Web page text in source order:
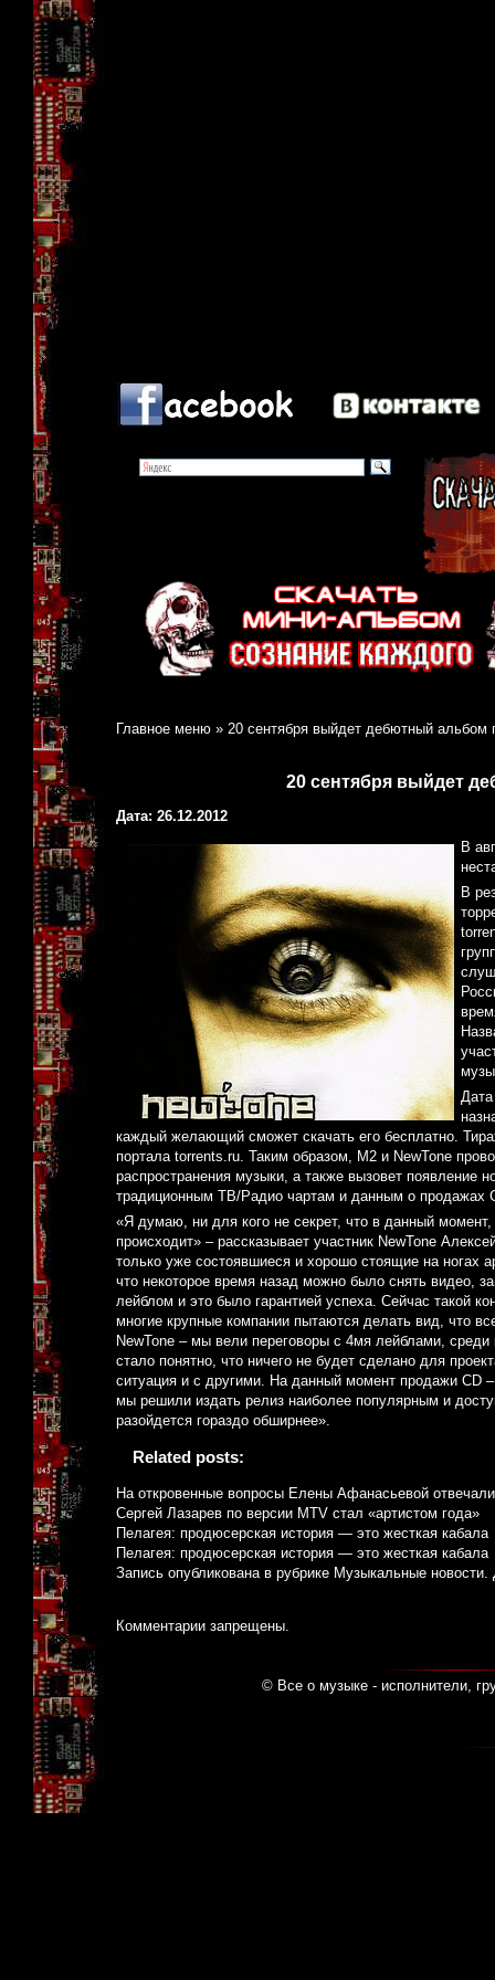
Главное меню » 20 сентября выйдет дебютный альбом
20 сентября выйдет
Дата: 26.12.2012
В
В
каждый желающий сможет скачать его бесплатно.
портала torrents.ru. Таким образом, М2 и NewTone
распространения музыки, а также вызовет появление
традиционным ТВ/Радио чартам и данным о продажах
«Я думаю, ни для кого не секрет, что в данный
происходит» – рассказывает участник NewTone
только уже состоявшиеся и хорошо стоящие на ногах
что некоторое время назад можно было снять видео,
лейблом и это было гарантией успеха. Сейчас такой
многие крупные компании пытаются делать вид, что
NewTone – мы вели переговоры с 4мя лейблами,
стало понятно, что ничего не будет сделано для
ситуация и с другими. На данный момент продажи CD
мы решили издать релиз наиболее популярным и
разойдется гораздо обширнее».
Related posts:
На откровенные вопросы Елены Афанасьевой
Сергей Лазарев по версии MTV стал «артистом года»
Пелагея: продюсерская история — это жесткая кабала
Пелагея: продюсерская история — это жесткая кабала
Запись опубликована в рубрике Музыкальные новости.
Комментарии запрещены.
© Все о музыке - исполнители,